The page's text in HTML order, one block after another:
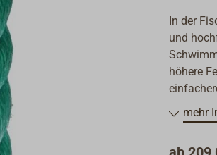
In der
und
höhere
Farbe:
mehr